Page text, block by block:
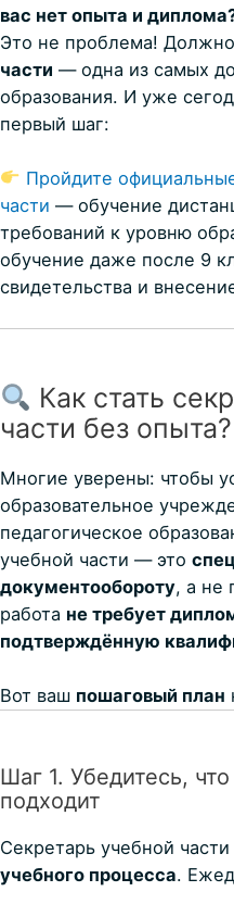
вас нет опыта и
Это не проблема!
части — одна из самых
образования. И уже
первый шаг:
Пройдите
части — обучение
требований к уровню
обучение даже после 9
свидетельства и
Как стать
части без опыта?
Многие уверены: чтобы
образовательное
педагогическое
учебной части — это
документообороту, а не
работа не требует
подтверждённую
Вот ваш пошаговый план
Шаг 1. Убедитесь,
подходит
Секретарь учебной
учебного процесса.